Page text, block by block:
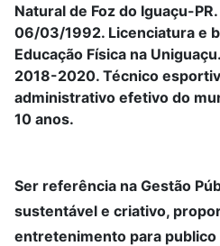
Natural de Foz do Iguaçu-
06/03/1992. Licenciatura e
Educação Física na
2018-2020. Técnico
administrativo efetivo do
10 anos.
Ser referência na Gestão
sustentável e criativo,
entretenimento para publico